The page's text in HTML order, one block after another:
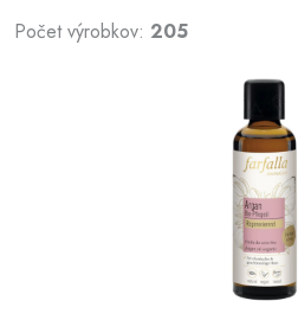
Počet výrobkov: 205